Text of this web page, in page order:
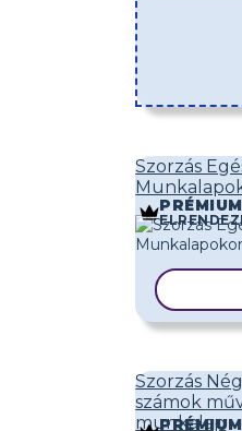
Szorzás
PRÉMIUM
Szorzás
számok
munkalap
PRÉMIUM